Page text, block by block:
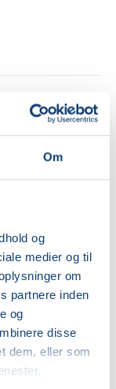
Om
og
medier og til
om
partnere inden
og
disse
dem, eller som